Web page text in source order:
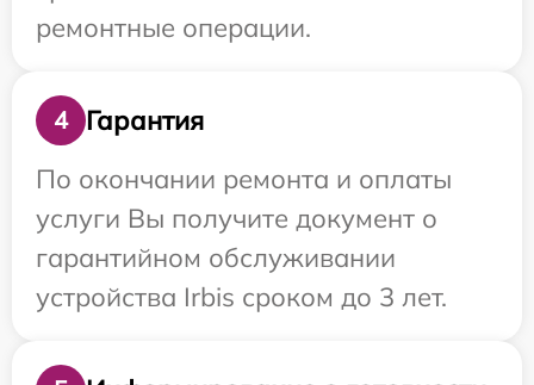
ремонтные операции.
4
Гарантия
По окончании ремонта и оплаты
услуги Вы получите документ о
гарантийном обслуживании
устройства Irbis сроком до 3 лет.